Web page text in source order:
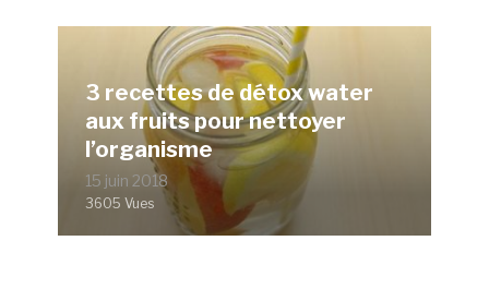
3 recettes de détox water
aux fruits pour nettoyer
l’organisme
15 juin 2018
3605 Vues